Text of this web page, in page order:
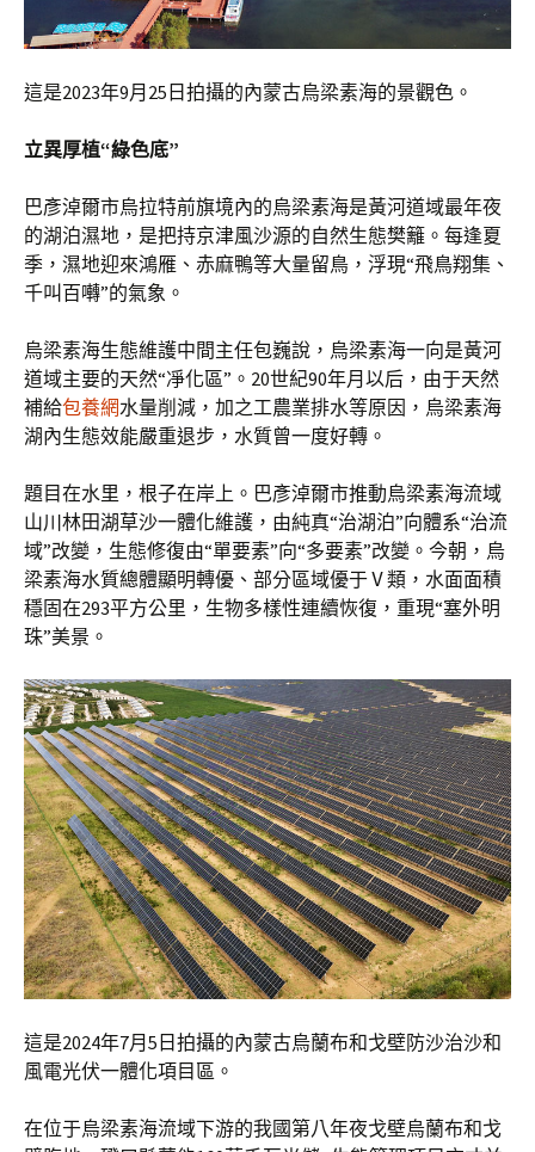
這是2023年9月25日拍攝的內蒙古烏梁素海的景觀色。
立異厚植“綠色底”
巴彥淖爾市烏拉特前旗境內的烏梁素海是黃河道域最年夜
的湖泊濕地，是把持京津風沙源的自然生態樊籬。每逢夏
季，濕地迎來鴻雁、赤麻鴨等大量留鳥，浮現“飛鳥翔集、
千叫百囀”的氣象。
烏梁素海生態維護中間主任包巍說，烏梁素海一向是黃河
道域主要的天然“凈化區”。20世紀90年月以后，由于天然
補給包養網水量削減，加之工農業排水等原因，烏梁素海
湖內生態效能嚴重退步，水質曾一度好轉。
題目在水里，根子在岸上。巴彥淖爾市推動烏梁素海流域
山川林田湖草沙一體化維護，由純真“治湖泊”向體系“治流
域”改變，生態修復由“單要素”向“多要素”改變。今朝，烏
梁素海水質總體顯明轉優、部分區域優于Ⅴ類，水面面積
穩固在293平方公里，生物多樣性連續恢復，重現“塞外明
珠”美景。
這是2024年7月5日拍攝的內蒙古烏蘭布和戈壁防沙治沙和
風電光伏一體化項目區。
在位于烏梁素海流域下游的我國第八年夜戈壁烏蘭布和戈